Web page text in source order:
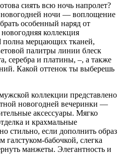
сиять всю ночь напролет?
новогодней ночи — воплощение
особенный наряд от
коллекция
полна мерцающих тканей,
палитры линии блеск
серебра и платины, –, а также
Какой оттенок ты выберешь
коллекции представлено
новогодней вечеринки —
аксессуары. Мягко
и крахмальные
стильно, если дополнить образ
бабочкой, слегка
манжеты. Элегантность и